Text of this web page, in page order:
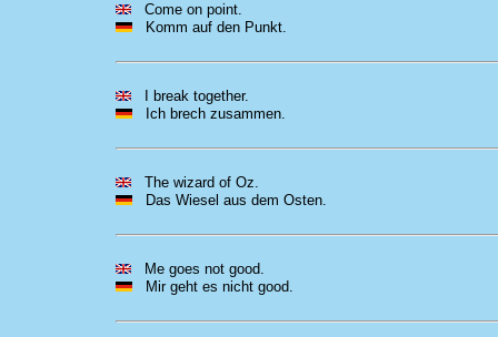
Come on point.
Komm auf den Punkt.
I break together.
Ich brech zusammen.
The wizard of Oz.
Das Wiesel aus dem Osten.
Me goes not good.
Mir geht es nicht good.